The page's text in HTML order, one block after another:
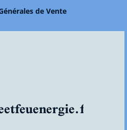
de Vente